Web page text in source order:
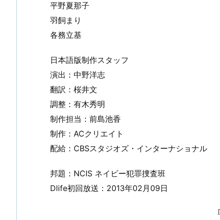
平野夏那子
羽飼まり
各務立基
日本語版制作スタッフ
演出：中野洋志
翻訳：桜井文
調整：有木秀明
制作担当：前島池香
制作：ACクリエイト
配給：CBSスタジオズ・インターナショナル
邦題：NCIS ネイビー犯罪捜査班
Dlife初回放送：2013年02月09日